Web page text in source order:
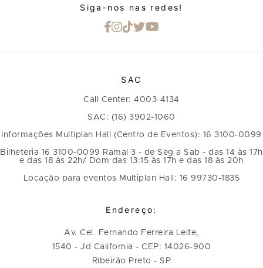
Siga-nos nas redes!
SAC
Call Center: 4003-4134
SAC: (16) 3902-1060
Informações Multiplan Hall (Centro de Eventos): 16 3100-0099
Bilheteria 16 3100-0099 Ramal 3 - de Seg a Sab - das 14 às 17h
e das 18 às 22h/ Dom das 13:15 às 17h e das 18 às 20h
Locação para eventos Multiplan Hall: 16 99730-1835
Endereço:
Av. Cel. Fernando Ferreira Leite,
1540 - Jd California - CEP: 14026-900
Ribeirão Preto - SP